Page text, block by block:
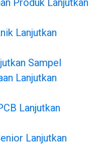
Produk Lanjutkan
Lanjutkan
Sampel
Lanjutkan
Lanjutkan
Lanjutkan